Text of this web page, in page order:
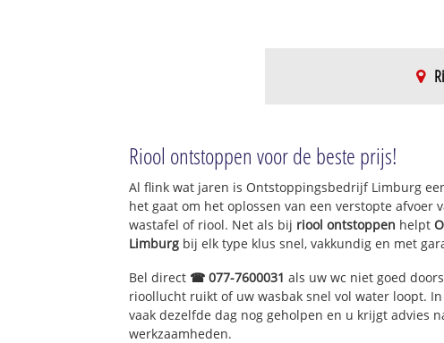
Mook
Riool ontstoppen voor de beste prijs!
Al flink wat jaren is Ontstoppingsbedrijf Limburg
het gaat om het oplossen van een verstopte afvoer
wastafel of riool. Net als bij riool ontstoppen helpt
Limburg bij elk type klus snel, vakkundig en met
Bel direct ☎ 077-7600031 als uw wc niet goed
rioollucht ruikt of uw wasbak snel vol water loopt. In
vaak dezelfde dag nog geholpen en u krijgt advies
werkzaamheden.